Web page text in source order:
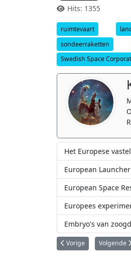
Hits: 1355
ruimtevaart
sondeerraketten
Swedish Space
Het Europese
European
European Space
Europees
Embryo's van
Vorig artikel: Europese
Vorige Volgende
Volgende